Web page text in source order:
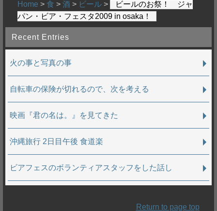
Home >食 >酒 > ビール >
ビールのお祭！ ジャ
パン・ビア・フェスタ2009 in osaka！
Recent Entries
火の事と写真の事
自転車の保険が切れるので、次を考える
映画『君の名は。』を見てきた
沖縄旅行 2日目午後 食道楽
ビアフェスのボランティアスタッフをした話し
Return to page top